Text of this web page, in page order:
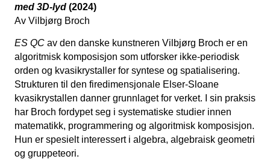
med 3D-lyd (2024)
Av Vilbjørg Broch
ES QC av den danske kunstneren Vilbjørg Broch er en
algoritmisk komposisjon som utforsker ikke-periodisk
orden og kvasikrystaller for syntese og spatialisering.
Strukturen til den firedimensjonale Elser-Sloane
kvasikrystallen danner grunnlaget for verket. I sin praksis
har Broch fordypet seg i systematiske studier innen
matematikk, programmering og algoritmisk komposisjon.
Hun er spesielt interessert i algebra, algebraisk geometri
og gruppeteori.